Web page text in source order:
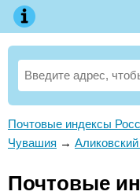
Почтовые индексы
Чувашия →
Почтовые